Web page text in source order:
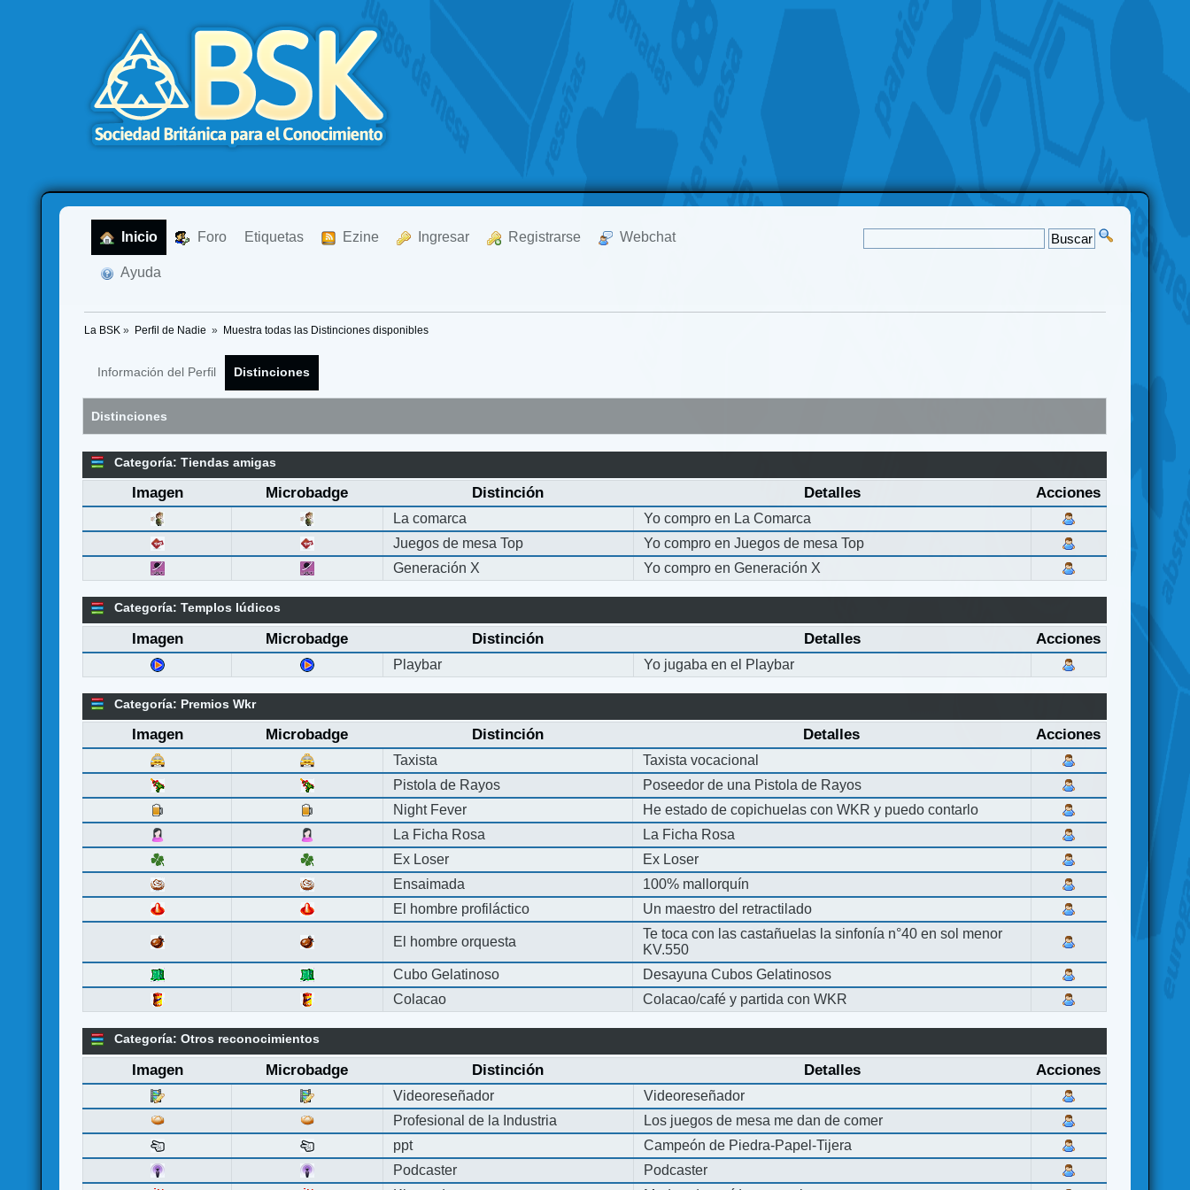
Inicio Foro Etiquetas Ezine Ingresar Registrarse Webchat
Ayuda
La BSK » Perfil de Nadie » Muestra todas las Distinciones disponibles
Información del Perfil Distinciones
Distinciones
Categoría: Tiendas amigas
Imagen Microbadge Distinción Detalles Acciones
La comarca
Yo compro en La Comarca
Juegos de mesa Top
Yo compro en Juegos de mesa Top
Generación X
Yo compro en Generación X
Categoría: Templos lúdicos
Imagen Microbadge Distinción Detalles Acciones
Playbar Yo jugaba en el Playbar
Categoría: Premios Wkr
Imagen Microbadge Distinción Detalles Acciones
Taxista
Taxista vocacional
Pistola de Rayos
Poseedor de una Pistola de Rayos
Night Fever
He estado de copichuelas con WKR y puedo contarlo
La Ficha Rosa
La Ficha Rosa
Ex Loser
Ex Loser
Ensaimada
100% mallorquín
El hombre profiláctico
Un maestro del retractilado
El hombre orquesta
Te toca con las castañuelas la sinfonía n°40 en sol menor
KV.550
Cubo Gelatinoso
Desayuna Cubos Gelatinosos
Colacao
Colacao/café y partida con WKR
Categoría: Otros reconocimientos
Imagen Microbadge Distinción Detalles Acciones
Videoreseñador
Videoreseñador
Profesional de la Industria
Los juegos de mesa me dan de comer
ppt
Campeón de Piedra-Papel-Tijera
Podcaster
Podcaster